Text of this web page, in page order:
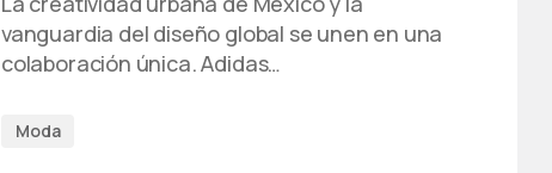
vanguardia del diseño global se unen en una
colaboración única. Adidas…
Moda